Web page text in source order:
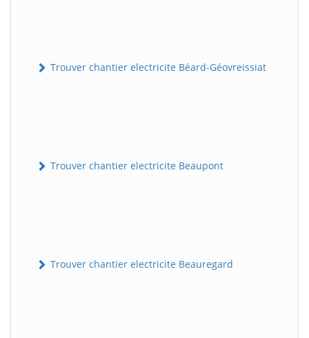
Trouver chantier electricite Béard-Géovreissiat
Trouver chantier electricite Beaupont
Trouver chantier electricite Beauregard